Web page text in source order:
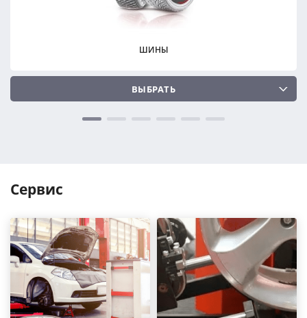
ШИНЫ
ВЫБРАТЬ
Сервис